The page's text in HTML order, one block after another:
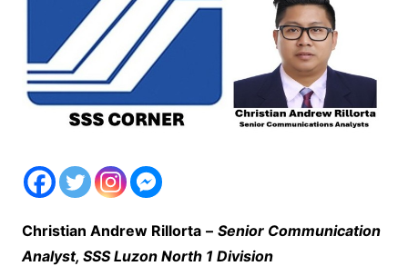
Christian Andrew Rillorta – Senior Communication
Analyst, SSS Luzon North 1 Division